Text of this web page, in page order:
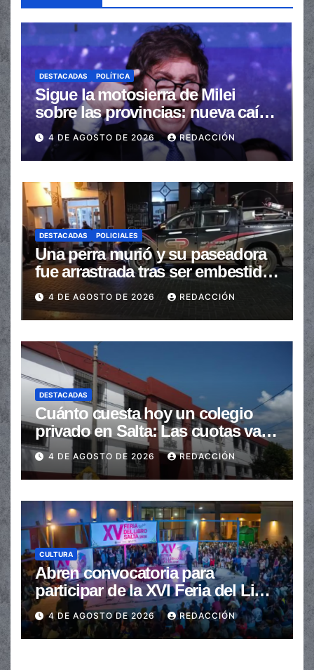
DESTACADAS POLÍTICA
Sigue la motosierra de Milei
sobre las provincias: nueva caída
de las transferencias no
automáticas
4 DE AGOSTO DE 2026 REDACCIÓN
DESTACADAS POLICIALES
Una perra murió y su paseadora
fue arrastrada tras ser embestidas
en la senda peatonal
4 DE AGOSTO DE 2026 REDACCIÓN
DESTACADAS
Cuánto cuesta hoy un colegio
privado en Salta: Las cuotas van
de $110.000 a más de $600.000
4 DE AGOSTO DE 2026 REDACCIÓN
CULTURA
Abren convocatoria para
participar de la XVI Feria del Libro
de Salta
4 DE AGOSTO DE 2026 REDACCIÓN